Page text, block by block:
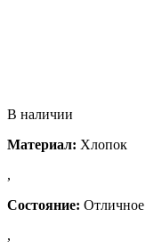
В наличии
Материал: Хлопок
,
Состояние: Отличное
,